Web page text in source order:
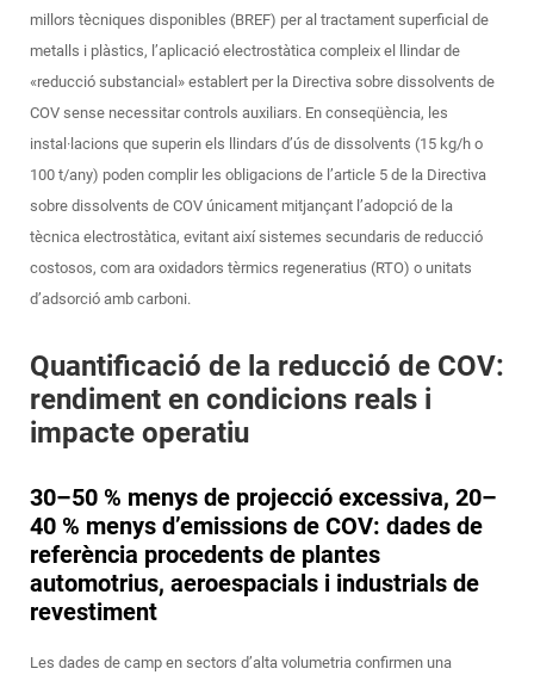
millors tècniques disponibles (BREF) per al tractament superficial de
metalls i plàstics, l’aplicació electrostàtica compleix el llindar de
«reducció substancial» establert per la Directiva sobre dissolvents de
COV sense necessitar controls auxiliars. En conseqüència, les
instal·lacions que superin els llindars d’ús de dissolvents (15 kg/h o
100 t/any) poden complir les obligacions de l’article 5 de la Directiva
sobre dissolvents de COV únicament mitjançant l’adopció de la
tècnica electrostàtica, evitant així sistemes secundaris de reducció
costosos, com ara oxidadors tèrmics regeneratius (RTO) o unitats
d’adsorció amb carboni.
Quantificació de la reducció de COV:
rendiment en condicions reals i
impacte operatiu
30–50 % menys de projecció excessiva, 20–
40 % menys d’emissions de COV: dades de
referència procedents de plantes
automotrius, aeroespacials i industrials de
revestiment
Les dades de camp en sectors d’alta volumetria confirmen una